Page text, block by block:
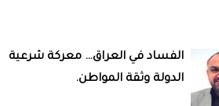
الفساد في العراق… معركة شرعية
الدولة وثقة المواطن.